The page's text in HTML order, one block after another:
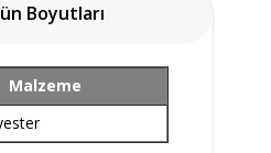
Boyutları
Malzeme